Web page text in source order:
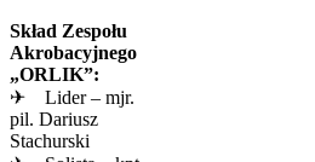
Skład Zespołu
Akrobacyjnego
„ORLIK”:
✈ Lider – mjr.
pil. Dariusz
Stachurski